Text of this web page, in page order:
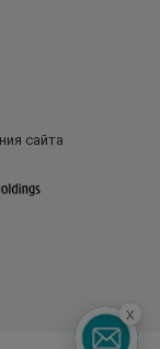
сайта
x